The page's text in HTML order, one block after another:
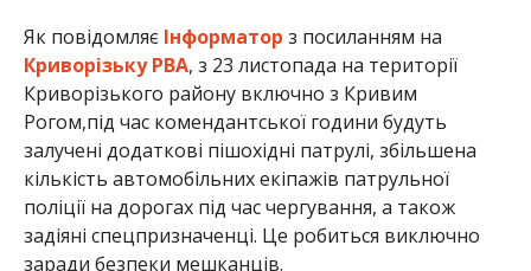
Як повідомляє Інформатор з посиланням на
Криворізьку РВА, з 23 листопада на території
Криворізького району включно з Кривим
Рогом,під час комендантської години будуть
залучені додаткові пішохідні патрулі, збільшена
кількість автомобільних екіпажів патрульної
поліції на дорогах під час чергування, а також
задіяні спецпризначенці. Це робиться виключно
заради безпеки мешканців.